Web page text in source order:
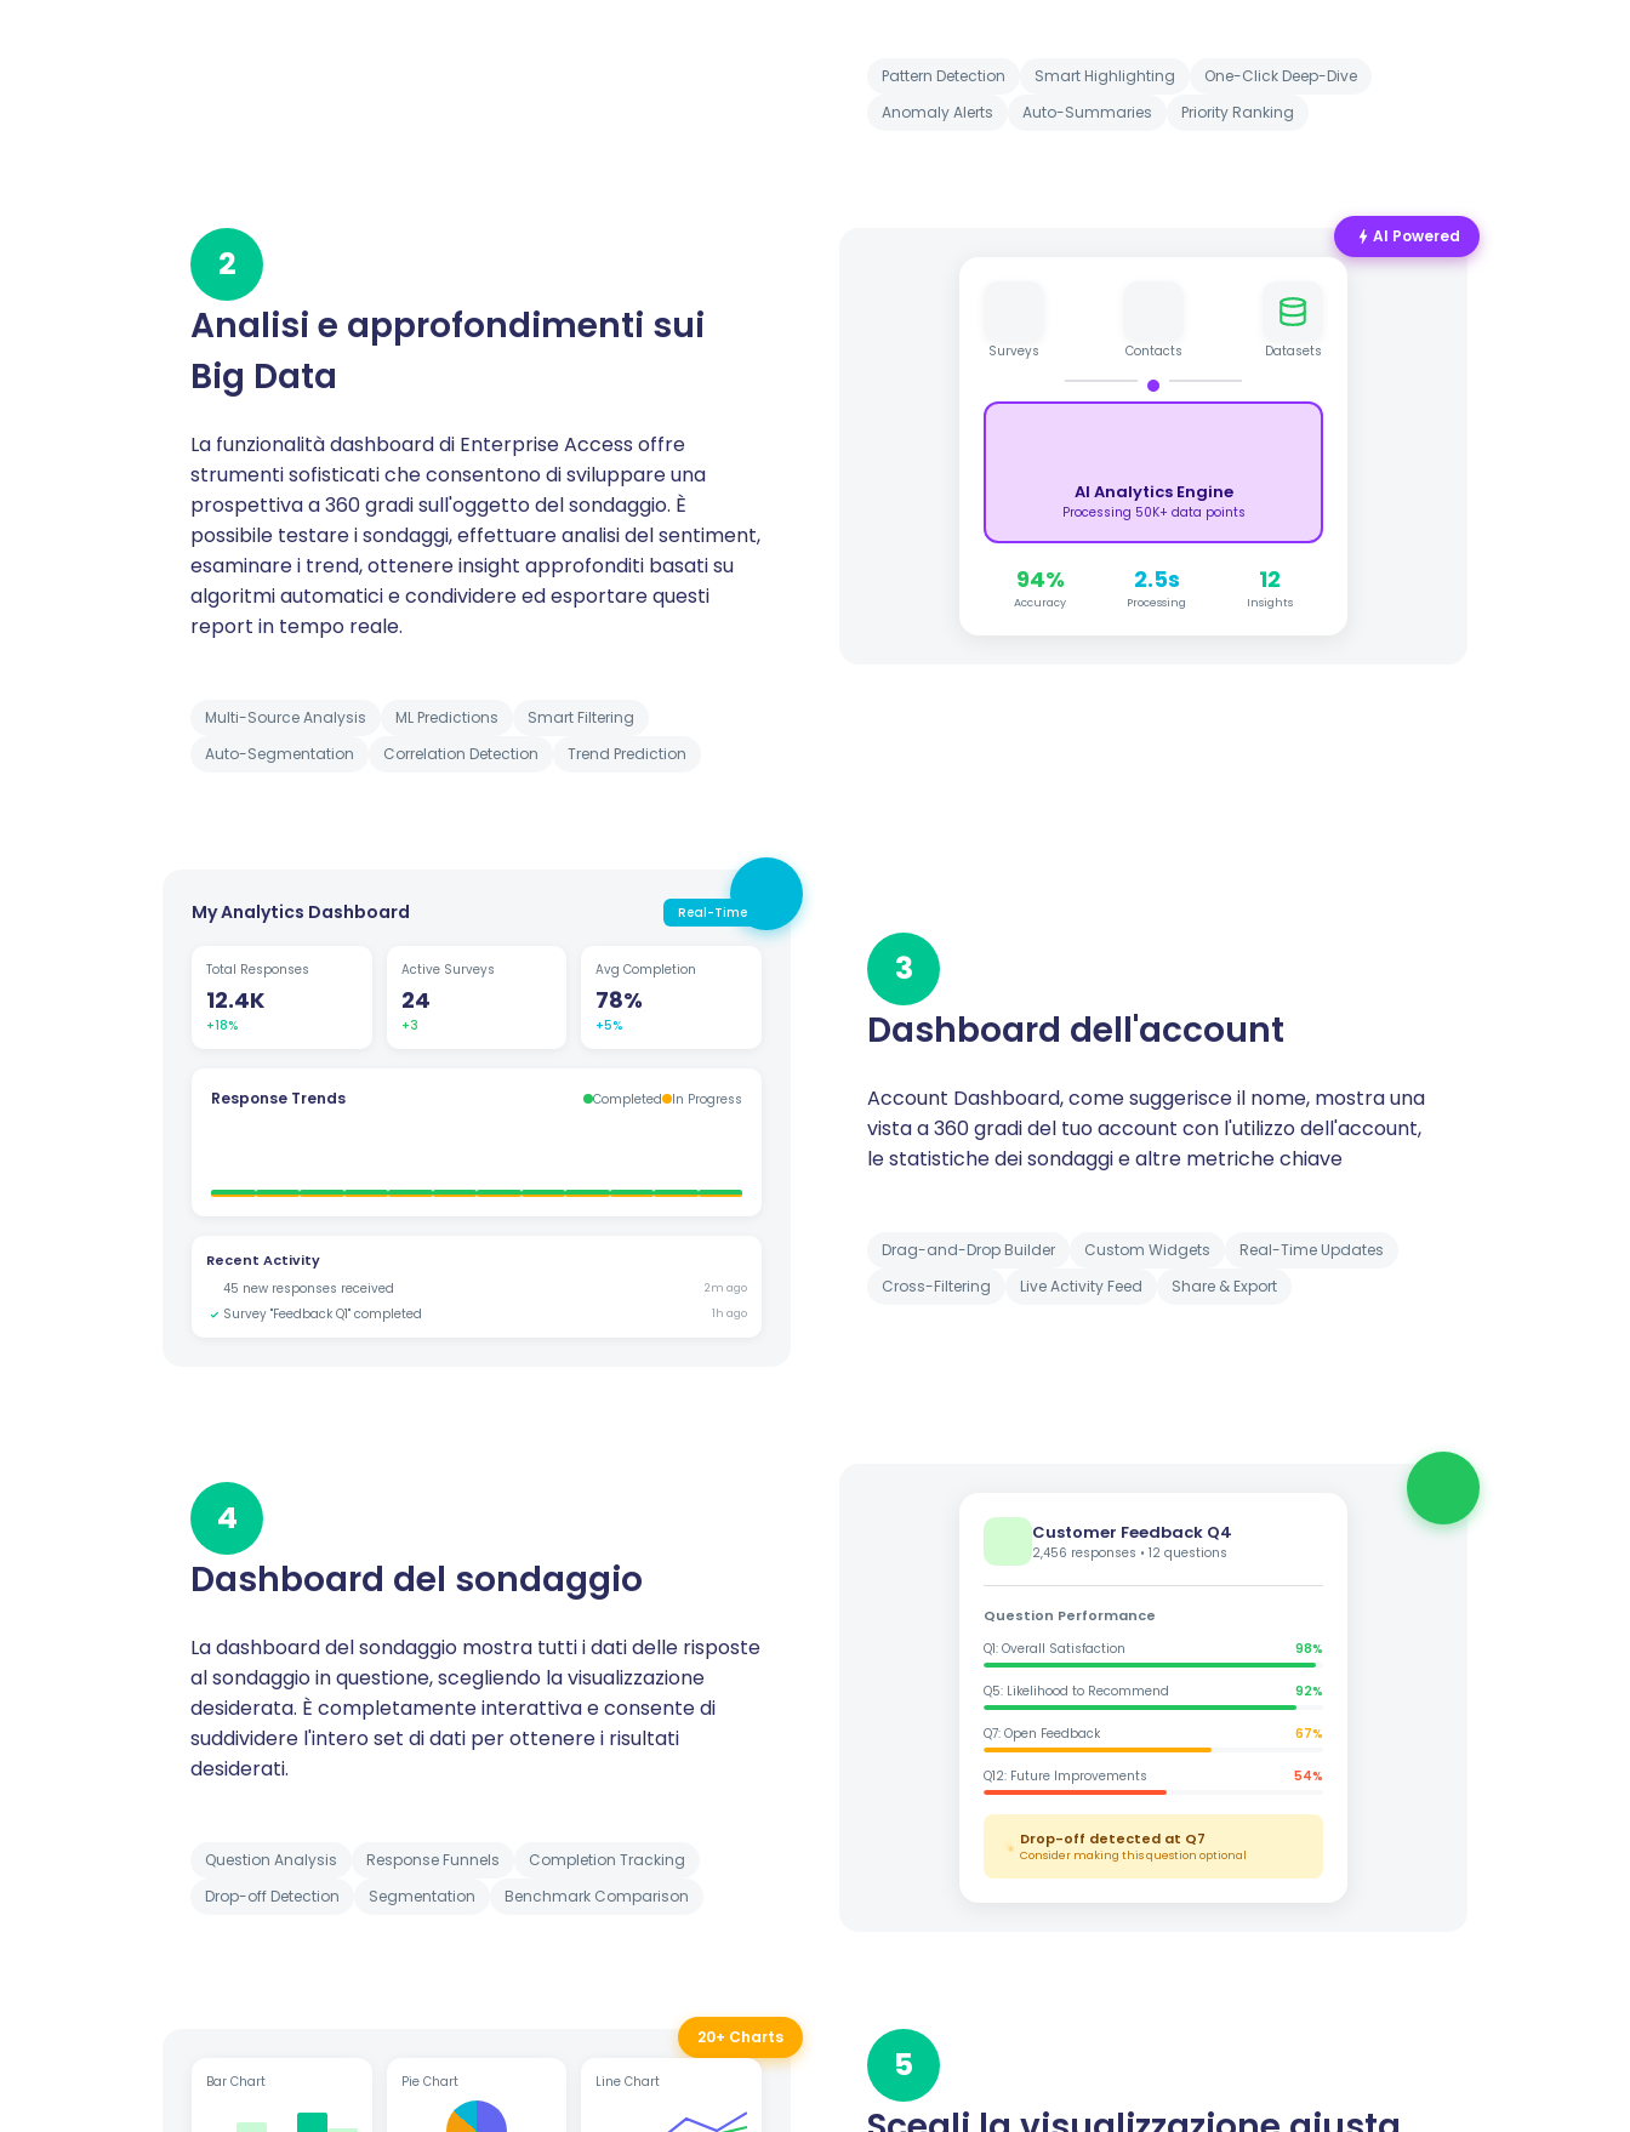
Pattern Detection Smart Highlighting
One-Click Deep-Dive
Anomaly Alerts
Auto-Summaries Priority Ranking
Surveys Contacts Datasets
AI Analytics Engine
Processing 50K+ data points
94%
Accuracy
2.5s
Processing
12
Insights
AI Powered
2
Analisi e approfondimenti sui
Big Data
La funzionalità dashboard di Enterprise Access offre
strumenti sofisticati che consentono di sviluppare una
prospettiva a 360 gradi sull'oggetto del sondaggio. È
possibile testare i sondaggi, effettuare analisi del sentiment,
esaminare i trend, ottenere insight approfonditi basati su
algoritmi automatici e condividere ed esportare questi
report in tempo reale.
Multi-Source Analysis ML Predictions
Smart Filtering
Auto-Segmentation
Correlation Detection Trend Prediction
My Analytics Dashboard Real-Time
Total Responses
12.4K
+18%
Active Surveys
24
+3
Avg Completion
78%
+5%
Response Trends Completed In Progress
Recent Activity
45 new responses received 2m ago
Survey "Feedback Q1" completed 1h ago
3
Dashboard dell'account
Account Dashboard, come suggerisce il nome, mostra una
vista a 360 gradi del tuo account con l'utilizzo dell'account,
le statistiche dei sondaggi e altre metriche chiave
Drag-and-Drop Builder Custom Widgets
Real-Time Updates
Cross-Filtering
Live Activity Feed Share & Export
Customer Feedback Q4
2,456 responses • 12 questions
Question Performance
Q1: Overall Satisfaction 98%
Q5: Likelihood to Recommend 92%
Q7: Open Feedback 67%
Q12: Future Improvements 54%
Drop-off detected at Q7
Consider making this question optional
4
Dashboard del sondaggio
La dashboard del sondaggio mostra tutti i dati delle risposte
al sondaggio in questione, scegliendo la visualizzazione
desiderata. È completamente interattiva e consente di
suddividere l'intero set di dati per ottenere i risultati
desiderati.
Question Analysis Response Funnels
Completion Tracking
Drop-off Detection
Segmentation Benchmark Comparison
Bar Chart Pie Chart Line Chart
20+ Charts
5